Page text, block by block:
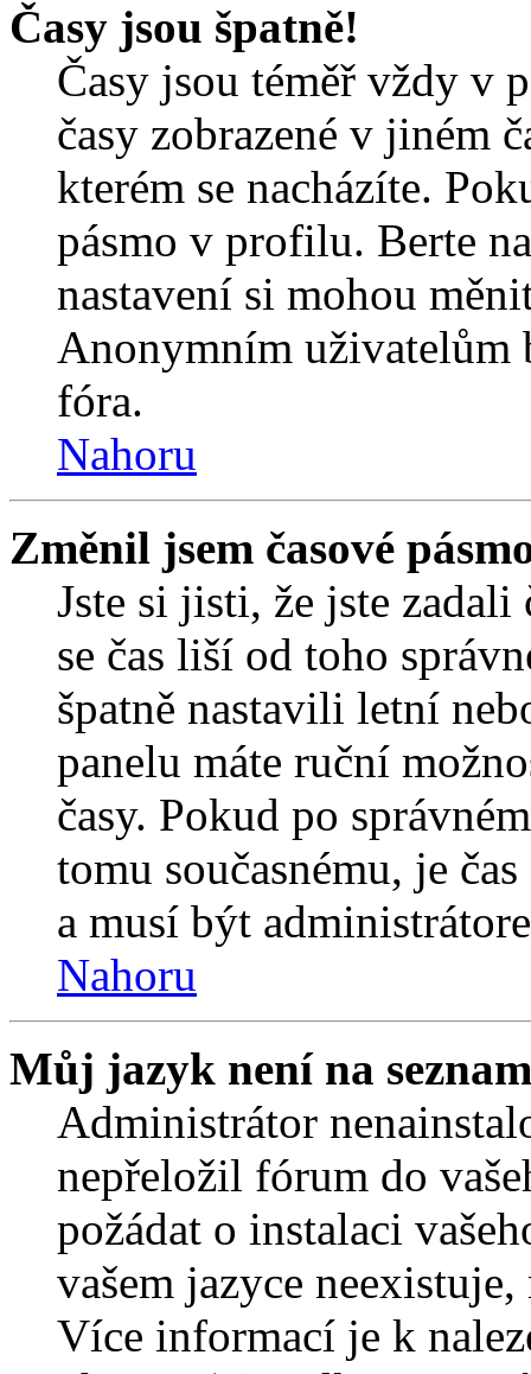
Časy jsou špatně!
Časy jsou téměř vždy v
časy zobrazené v jiném
kterém se nacházíte.
pásmo v profilu. Berte
nastavení si mohou
Anonymním uživatelům
fóra.
Nahoru
Změnil jsem časové
Jste si jisti, že jste zadali
se čas liší od toho
špatně nastavili letní
panelu máte ruční
časy. Pokud po
tomu současnému, je
a musí být
Nahoru
Můj jazyk není na
Administrátor
nepřeložil fórum do
požádat o instalaci
vašem jazyce
Více informací je k